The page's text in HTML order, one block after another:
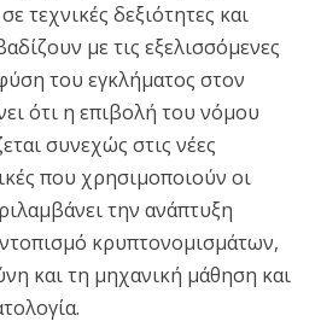
τεχνικές δεξιότητες και
με τις εξελισσόμενες
του εγκλήματος στον
ότι η επιβολή του νόμου
συνεχώς στις νέες
που χρησιμοποιούν οι
την ανάπτυξη
κρυπτονομισμάτων,
και τη μηχανική μάθηση και